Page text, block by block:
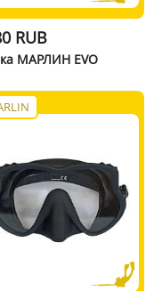
RUB
МАРЛИН EVO